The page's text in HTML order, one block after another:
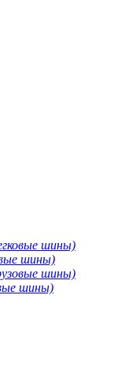
шины)
шины)
шины)
шины)